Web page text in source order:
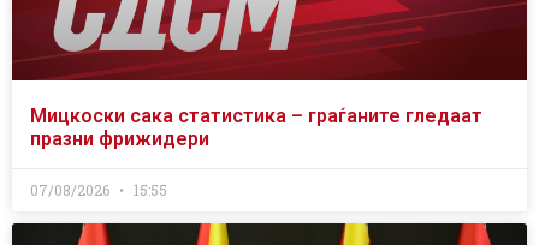
Мицкоски сака статистика – граѓаните гледаат
празни фрижидери
07/08/2026 15:55